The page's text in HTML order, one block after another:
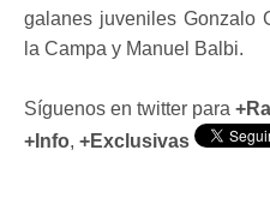
galanes juveniles Gonzalo
la Campa y Manuel Balbi.
Síguenos en twitter para
+Info, +Exclusivas